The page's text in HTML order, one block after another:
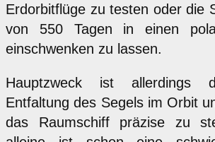
Erdorbitflüge zu testen oder die
von 550 Tagen in einen
einschwenken zu lassen.
Hauptzweck ist allerdings
Entfaltung des Segels im Orbit
das Raumschiff präzise zu